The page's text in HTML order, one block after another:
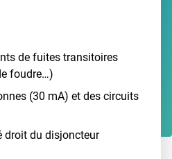
de fuites transitoires
foudre…)
(30 mA) et des circuits
droit du disjoncteur